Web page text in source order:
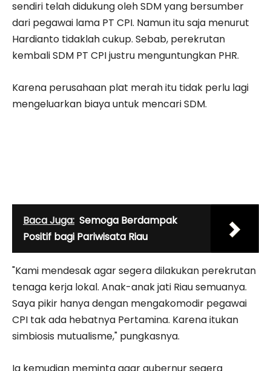
sendiri telah didukung oleh SDM yang bersumber
dari pegawai lama PT CPI. Namun itu saja menurut
Hardianto tidaklah cukup. Sebab, perekrutan
kembali SDM PT CPI justru menguntungkan PHR.
Karena perusahaan plat merah itu tidak perlu lagi
mengeluarkan biaya untuk mencari SDM.
Baca Juga: Semoga Berdampak
Positif bagi Pariwisata Riau
"Kami mendesak agar segera dilakukan perekrutan
tenaga kerja lokal. Anak-anak jati Riau semuanya.
Saya pikir hanya dengan mengakomodir pegawai
CPI tak ada hebatnya Pertamina. Karena itukan
simbiosis mutualisme," pungkasnya.